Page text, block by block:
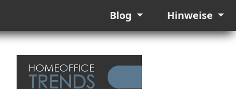
Blog Hinweise